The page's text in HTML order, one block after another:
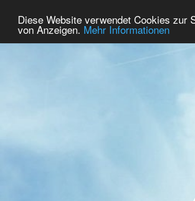
Diese Website verwendet Cookies zur
von Anzeigen. Mehr Informationen
Home Premium